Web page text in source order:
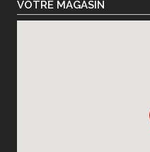
VOTRE MAGASIN